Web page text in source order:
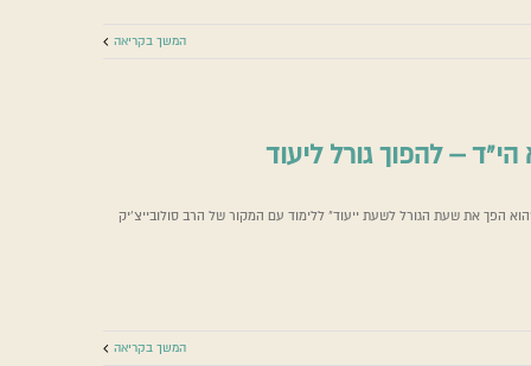
המשך בקריאה
הי”ד – להפוך גורל ליעוד
– להפוך גורל ליעוד
הפך את שעת הגורל לשעת ייעוד" ללימוד עם המקור של הרב סולובייצ'יק
המשך בקריאה